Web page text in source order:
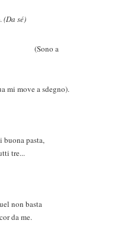
(Da sé)
a
mi move a sdegno).
pasta,
tre...
non basta
da me.